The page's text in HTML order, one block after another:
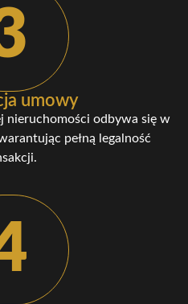
umowy
nieruchomości odbywa się w
pełną legalność